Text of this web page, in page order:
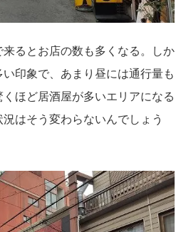
るとお店の数も多くなる。しか
印象で、あまり昼には通行量も
ほど居酒屋が多いエリアになる
はそう変わらないんでしょう